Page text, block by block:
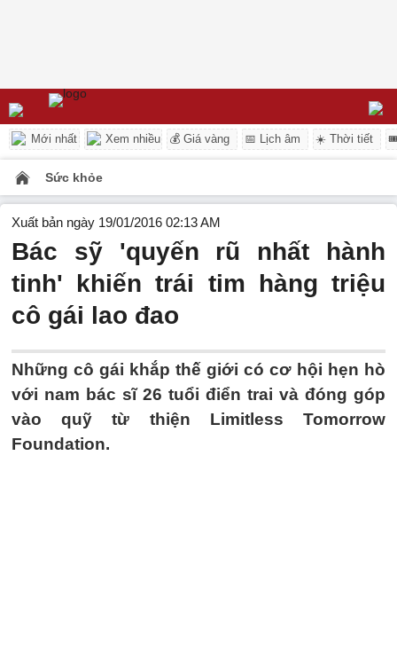
Mới nhất Xem nhiều 💰 Giá vàng 📅 Lịch âm ☀️ Thời tiết
Sức khỏe
Xuất bản ngày 19/01/2016 02:13 AM
Bác sỹ 'quyến rũ nhất hành
tinh' khiến trái tim hàng triệu
cô gái lao đao
Những cô gái khắp thế giới có cơ hội hẹn hò
với nam bác sĩ 26 tuổi điển trai và đóng góp
vào quỹ từ thiện Limitless Tomorrow
Foundation.